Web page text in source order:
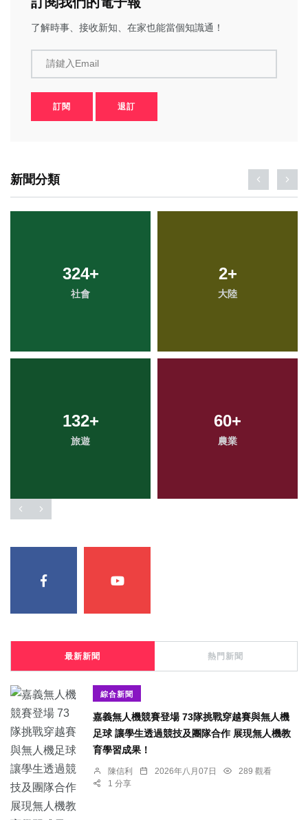
了解時事、接收新知、在家也能當個知識通！
請鍵入Email
訂閱 退訂
新聞分類
324+
社會
2+
大陸
132+
旅遊
60+
農業
最新新聞 熱門新聞
綜合新聞
嘉義無人機競賽登場 73隊挑戰穿越賽與無人機
足球 讓學生透過競技及團隊合作 展現無人機教
育學習成果！
陳信利 2026年八月07日
289 觀看
1 分享